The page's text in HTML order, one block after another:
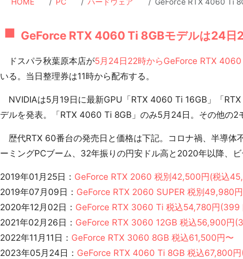
GeForce RTX 4060 Ti 8GBモデルは24日
ドスパラ秋葉原本店が5月24日22時からGeForce RTX
いる。当日整理券は11時から配布する。
NVIDIAは5月19日に最新GPU「RTX 4060 Ti 16GB」「
デルを発表。「RTX 4060 Ti 8GB」のみ5月24日。その他の2
歴代RTX 60番台の発売日と価格は下記。コロナ禍、半導体
ーミングPCブーム、32年振りの円安ドル高と2020年以降、ビ
2019年01月25日： GeForce RTX 2060 税別42,500円(税込
2019年07月09日： GeForce RTX 2060 SUPER 税別49,980
2020年12月02日： GeForce RTX 3060 Ti 税込54,780円(399
2021年02月26日： GeForce RTX 3060 12GB 税込56,900円
2022年11月11日： GeForce RTX 3060 8GB 税込61,500円〜
2023年05月24日： GeForce RTX 4060 Ti 8GB 税込67,800